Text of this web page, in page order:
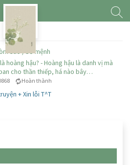
sao ) Số mệnh
hoàng hậu? - Hoàng hậu là danh vị mà
cho thần thiếp, há nào bây…
Hoàn thành
+ Xin lỗi T^T